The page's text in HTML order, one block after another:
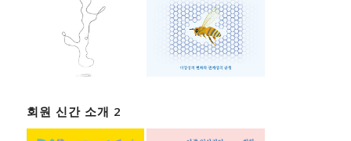
회원 신간 소개 2